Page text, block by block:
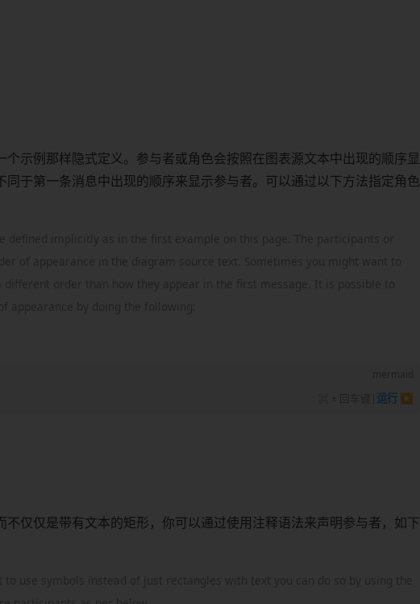
个示例那样隐式定义。参与者或角色会按照在图表源文本中出现的顺序显
同于第一条消息中出现的顺序来显示参与者。可以通过以下方法指定角色
defined implicitly as in the first example on this page. The participants or
运行 ▶
不仅仅是带有文本的矩形，你可以通过使用注释语法来声明参与者，如下
use symbols instead of just rectangles with text you can do so by using the